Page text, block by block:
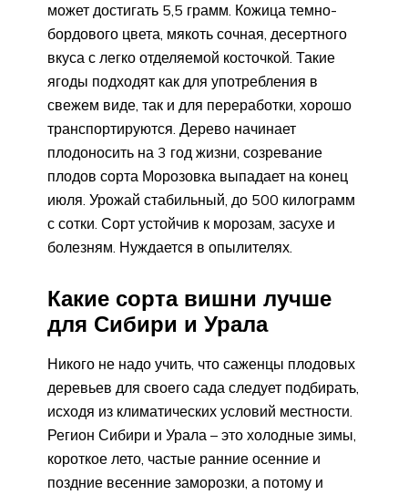
может достигать 5,5 грамм. Кожица темно-
бордового цвета, мякоть сочная, десертного
вкуса с легко отделяемой косточкой. Такие
ягоды подходят как для употребления в
свежем виде, так и для переработки, хорошо
транспортируются. Дерево начинает
плодоносить на 3 год жизни, созревание
плодов сорта Морозовка выпадает на конец
июля. Урожай стабильный, до 500 килограмм
с сотки. Сорт устойчив к морозам, засухе и
болезням. Нуждается в опылителях.
Какие сорта вишни лучше
для Сибири и Урала
Никого не надо учить, что саженцы плодовых
деревьев для своего сада следует подбирать,
исходя из климатических условий местности.
Регион Сибири и Урала – это холодные зимы,
короткое лето, частые ранние осенние и
поздние весенние заморозки, а потому и